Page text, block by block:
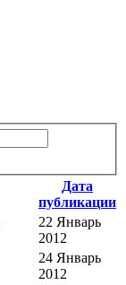
Дата
публикации
22 Январь
2012
24 Январь
2012